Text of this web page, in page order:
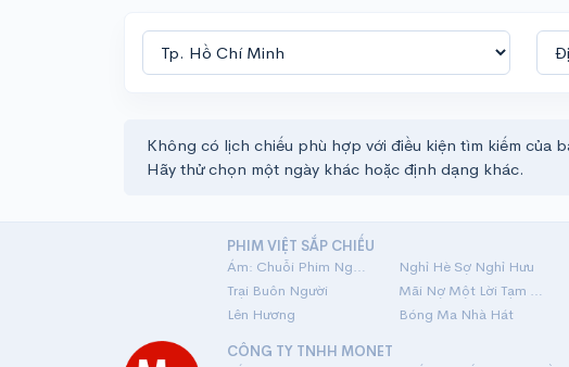
Không có lịch chiếu phù hợp với điều kiện tìm kiếm của
Hãy thử chọn một ngày khác hoặc định dạng khác.
PHIM VIỆT SẮP CHIẾU
Ám: Chuỗi Phim Ngắn Linh Dị
Nghỉ Hè Sợ Nghỉ Hưu
Trại Buôn Người
Mãi Nợ Một Lời Tạm Biệt
Lên Hương
Bóng Ma Nhà Hát
CÔNG TY TNHH MONET